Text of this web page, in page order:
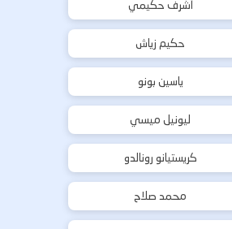
أشرف حكيمي
حكيم زياش
ياسين بونو
ليونيل ميسي
كريستيانو رونالدو
محمد صلاح